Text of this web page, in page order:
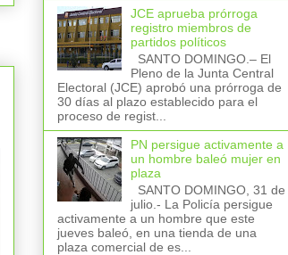
JCE aprueba prórroga
registro miembros de
partidos políticos
SANTO DOMINGO.– El
Pleno de la Junta Central
Electoral (JCE) aprobó una prórroga de
30 días al plazo establecido para el
proceso de regist...
PN persigue activamente a
un hombre baleó mujer en
plaza
SANTO DOMINGO, 31 de
julio.- La Policía persigue
activamente a un hombre que este
jueves baleó, en una tienda de una
plaza comercial de es...